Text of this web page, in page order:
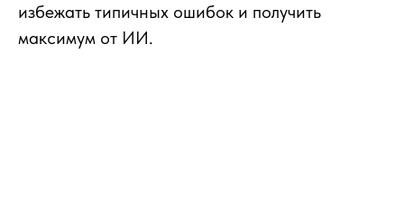
избежать типичных ошибок и получить
максимум от ИИ.